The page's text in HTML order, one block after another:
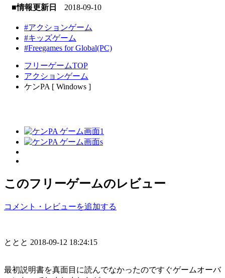
■情報更新日 2018-09-10
#アクションゲーム
#キッズゲーム
#Freegames for Global(PC)
フリーゲームTOP
アクションゲーム
ケンPA [ Windows ]
このフリーゲームのレビュー
コメント・レビューを追加する
ととと 2018-09-12 18:24:15
最初説明書を真面目に読んでなかったのですぐゲームオーバ